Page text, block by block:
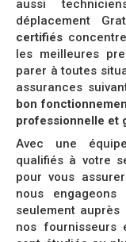
aussi
déplacement
certifiés
les meilleures
parer à toutes
assurances
bon
professionnelle et
Avec une
qualifiés à votre
pour vous
nous engageons
seulement
nos fournisseurs